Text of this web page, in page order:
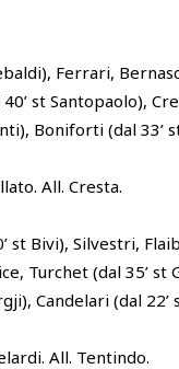
Ferrari,
st Santopaolo),
Boniforti (dal 33’
All. Cresta.
st Bivi), Silvestri,
Turchet (dal 35’ st
Candelari (dal
All. Tentindo.